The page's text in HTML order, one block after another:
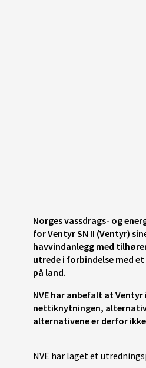
Norges vassdrags- og
for Ventyr SN II (Ventyr)
havvindanlegg med
utrede i forbindelse med
på land.
NVE har anbefalt at
nettiknytningen, alternativ
alternativene er derfor
NVE har laget et